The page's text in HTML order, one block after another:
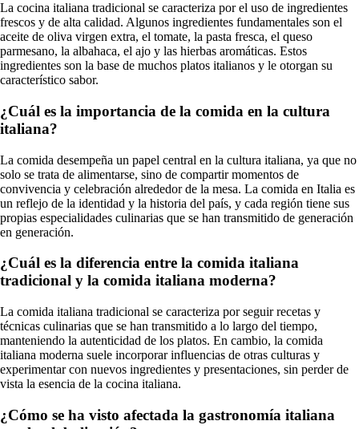
La cocina italiana tradicional se caracteriza por el uso de ingredientes
frescos y de alta calidad. Algunos ingredientes fundamentales son el
aceite de oliva virgen extra, el tomate, la pasta fresca, el queso
parmesano, la albahaca, el ajo y las hierbas aromáticas. Estos
ingredientes son la base de muchos platos italianos y le otorgan su
característico sabor.
¿Cuál es la importancia de la comida en la cultura
italiana?
La comida desempeña un papel central en la cultura italiana, ya que no
solo se trata de alimentarse, sino de compartir momentos de
convivencia y celebración alrededor de la mesa. La comida en Italia es
un reflejo de la identidad y la historia del país, y cada región tiene sus
propias especialidades culinarias que se han transmitido de generación
en generación.
¿Cuál es la diferencia entre la comida italiana
tradicional y la comida italiana moderna?
La comida italiana tradicional se caracteriza por seguir recetas y
técnicas culinarias que se han transmitido a lo largo del tiempo,
manteniendo la autenticidad de los platos. En cambio, la comida
italiana moderna suele incorporar influencias de otras culturas y
experimentar con nuevos ingredientes y presentaciones, sin perder de
vista la esencia de la cocina italiana.
¿Cómo se ha visto afectada la gastronomía italiana